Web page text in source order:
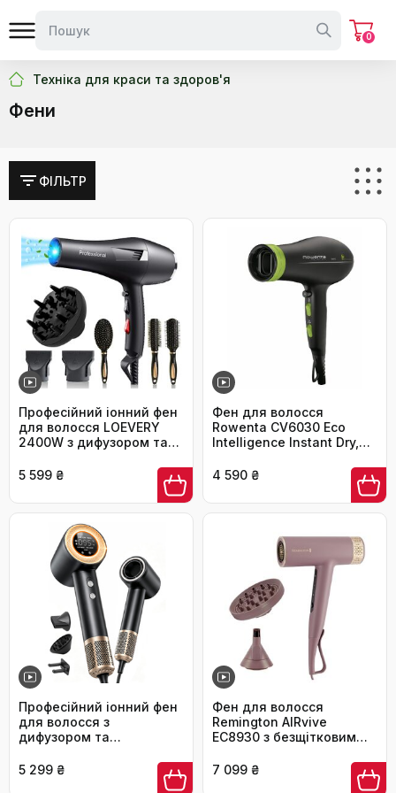
0
Техніка для краси та здоров'я
Фени
ФІЛЬТР
Професійний іонний фен
для волосся LOEVERY
2400W з дифузором та
щітки, 2 сопла), чорний
5 599 ₴
Фен для волосся
Rowenta CV6030 Eco
Intelligence Instant Dry,
повітряного потоку, 3
швидкості, чорний
4 590 ₴
Професійний іонний фен
для волосся з
дифузором та
000 об/хв, 4
температурні режими,
5 299 ₴
Фен для волосся
Remington AIRvive
EC8930 з безщітковим
іонізацією та анти-фриз
технологією, 12 режимів,
7 099 ₴